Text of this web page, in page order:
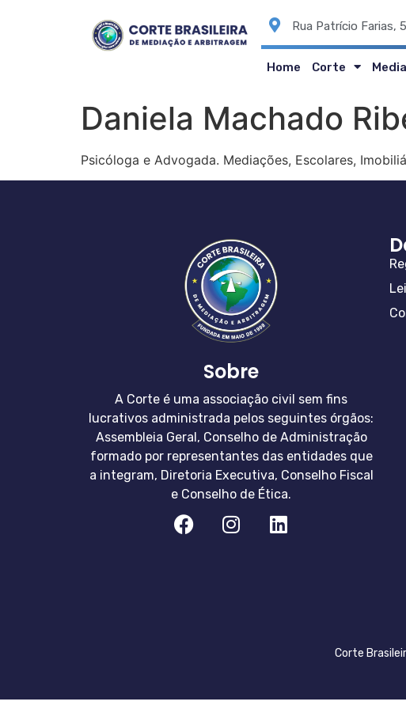
Rua Patrício Farias,
Home Corte
Daniela Machado
Psicóloga e Advogada. Mediações, Escolares,
Sobre
A Corte é uma associação civil sem fins
lucrativos administrada pelos seguintes órgãos:
Assembleia Geral, Conselho de Administração
formado por representantes das entidades que
a integram, Diretoria Executiva, Conselho Fiscal
e Conselho de Ética.
Corte